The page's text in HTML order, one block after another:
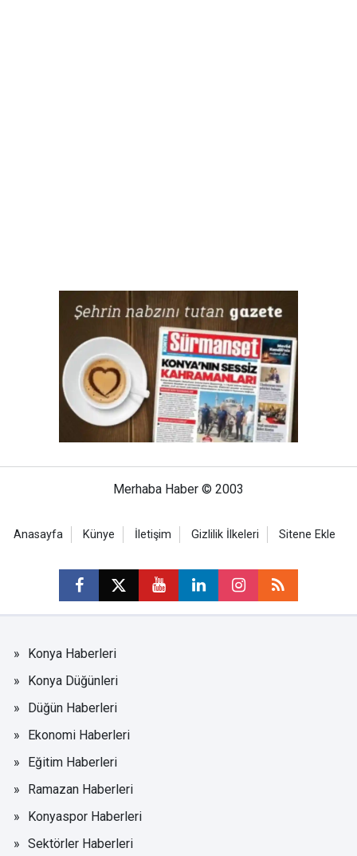
Merhaba Haber © 2003
Anasayfa Künye İletişim Gizlilik İlkeleri Sitene Ekle
Konya Haberleri
Konya Düğünleri
Düğün Haberleri
Ekonomi Haberleri
Eğitim Haberleri
Ramazan Haberleri
Konyaspor Haberleri
Sektörler Haberleri